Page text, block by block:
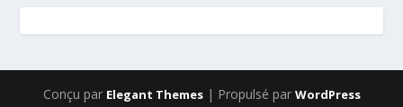
Conçu par Elegant Themes| Propulsé par WordPress